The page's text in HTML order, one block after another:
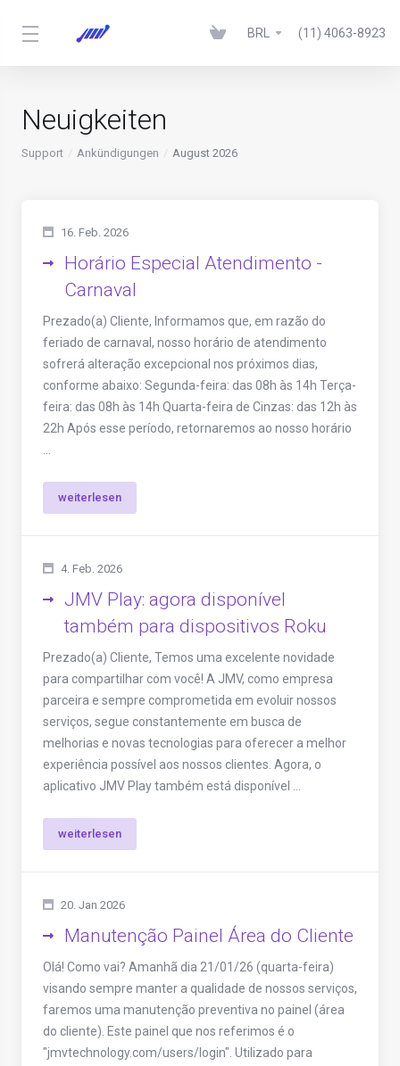
BRL (11) 4063-8923
Neuigkeiten
Support Ankündigungen August 2026
16. Feb. 2026
Horário Especial Atendimento -
Carnaval
Prezado(a) Cliente, Informamos que, em razão do
feriado de carnaval, nosso horário de atendimento
sofrerá alteração excepcional nos próximos dias,
conforme abaixo: Segunda-feira: das 08h às 14h Terça-
feira: das 08h às 14h Quarta-feira de Cinzas: das 12h às
22h Após esse período, retornaremos ao nosso horário
weiterlesen
4. Feb. 2026
JMV Play: agora disponível
também para dispositivos Roku
Prezado(a) Cliente, Temos uma excelente novidade
para compartilhar com você! A JMV, como empresa
parceira e sempre comprometida em evoluir nossos
serviços, segue constantemente em busca de
melhorias e novas tecnologias para oferecer a melhor
experiência possível aos nossos clientes. Agora, o
aplicativo JMV Play também está disponível ...
weiterlesen
20. Jan 2026
Manutenção Painel Área do Cliente
Olá! Como vai? Amanhã dia 21/01/26 (quarta-feira)
visando sempre manter a qualidade de nossos serviços,
faremos uma manutenção preventiva no painel (área
do cliente). Este painel que nos referimos é o
"jmvtechnology.com/users/login". Utilizado para